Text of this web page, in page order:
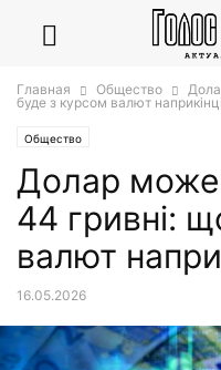
Главная Общество
буде з курсом валют
Общество
Долар може
44 гривні:
валют
16.05.2026